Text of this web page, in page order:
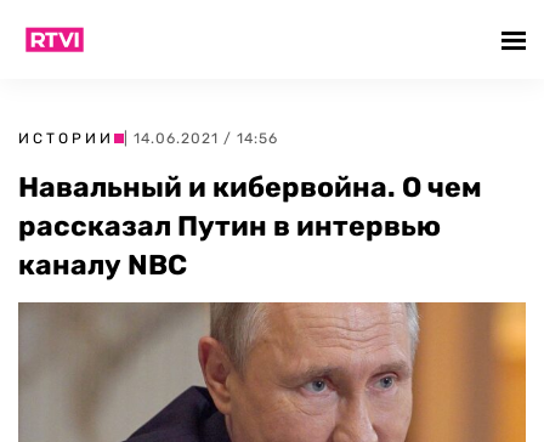
ИСТОРИИ | 14.06.2021 / 14:56
Навальный и кибервойна. О чем
рассказал Путин в интервью
каналу NBC